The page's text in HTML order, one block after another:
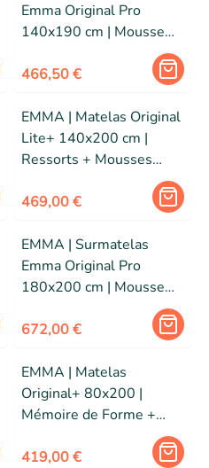
Emma Original Pro
140x190 cm | Mousse
Housse Lavable
466,50 €
EMMA | Matelas Original
Lite+ 140x200 cm |
Ressorts + Mousses
respirantes| 5 couches
22cm | Edition 2026
469,00 €
EMMA | Surmatelas
Emma Original Pro
180x200 cm | Mousse
Housse Lavable
672,00 €
EMMA | Matelas
Original+ 80x200 |
Mémoire de Forme +
Ressorts | Housse Plus
Respirante | Edition
419,00 €